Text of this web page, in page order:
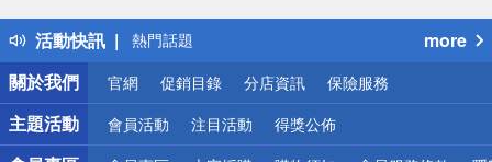
活動快訊
得獎公告
熱門話題
銀行優惠
偏遠地區配送
詐騙網頁！請小心！
more
關於我們
官網 促銷目錄 分店資訊 保險服務
主題活動 會員活動 注目活動 得獎公佈